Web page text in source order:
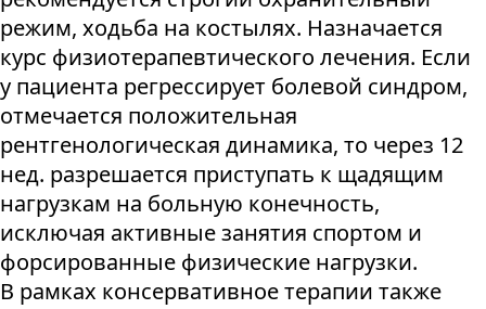
режим, ходьба на костылях. Назначается
курс физиотерапевтического лечения. Если
у пациента регрессирует болевой синдром,
отмечается положительная
рентгенологическая динамика, то через 12
нед. разрешается приступать к щадящим
нагрузкам на больную конечность,
исключая активные занятия спортом и
форсированные физические нагрузки.
В рамках консервативное терапии также